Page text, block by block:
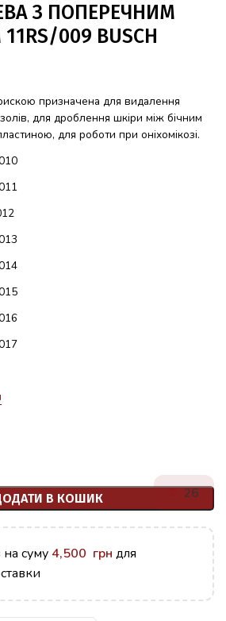
З ПОПЕРЕЧНИМ
009 BUSCH
призначена для видалення
для дроблення шкіри між бічним
для роботи при оніхомікозі.
В КОШИК 26
суму 4,500 грн для